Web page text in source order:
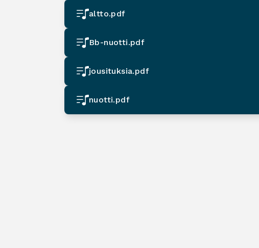
altto.pdf
Bb-nuotti.pdf
jousituksia.pdf
nuotti.pdf